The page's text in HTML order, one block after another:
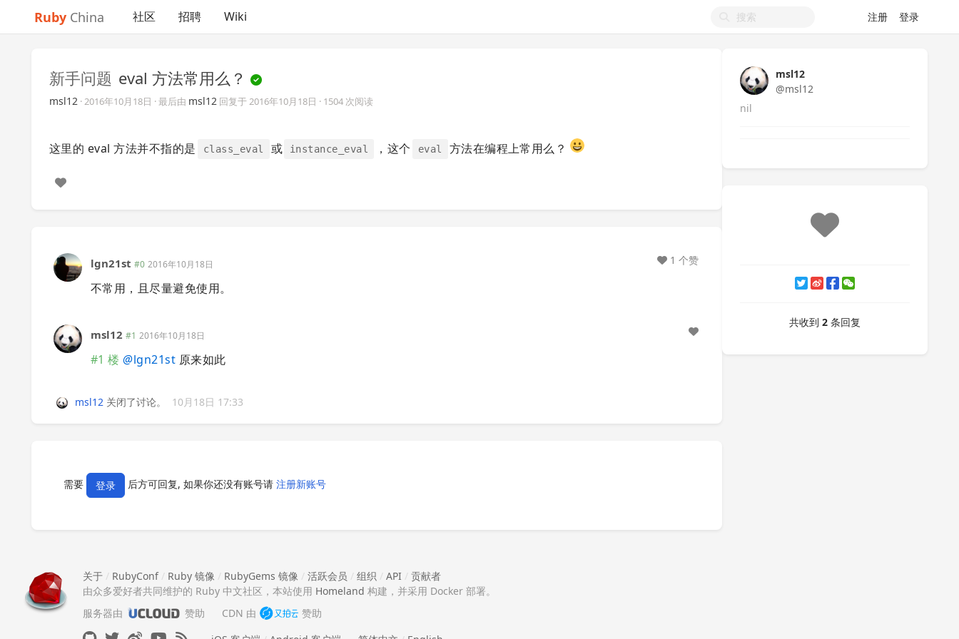
Ruby China 社区 招聘 Wiki 注册 登录
新手问题 eval 方法常用么？
msl12 ·2016年10月18日 · 最后由 msl12 回复于2016年10月18日 · 1504 次阅读
这里的 eval 方法并不指的是 class_eval 或 instance_eval ，这个 eval 方法在编程上常用么？
lgn21st #0 2016年10月18日
不常用，且尽量避免使用。
1 个赞
msl12 #1 2016年10月18日
#1 楼 @lgn21st 原来如此
msl12 关闭了讨论。 10月18日 17:33
需要 登录 后方可回复, 如果你还没有账号请 注册新账号
msl12
@msl12
nil
共收到 2 条回复
关于 / RubyConf/ Ruby 镜像 / RubyGems 镜像 / 活跃会员 / 组织 / API / 贡献者
由众多爱好者共同维护的 Ruby 中文社区，本站使用 Homeland 构建，并采用 Docker 部署。
服务器由
赞助 CDN 由
赞助